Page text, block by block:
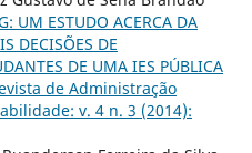
UM ESTUDO ACERCA DA
DECISÕES DE
DE UMA IES PÚBLICA
de Administração
v. 4 n. 3 (2014):